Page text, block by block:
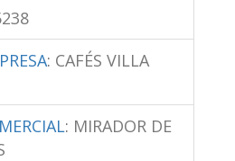
: CAFÉS VILLA
: MIRADOR DE